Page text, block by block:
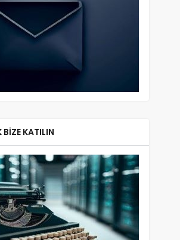
KATILIN